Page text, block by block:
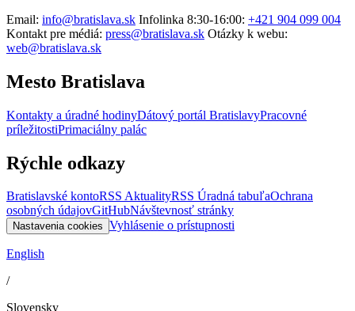
Email: info@bratislava.sk Infolinka 8:30-16:00: +421 904 099 004
Kontakt pre médiá: press@bratislava.sk Otázky k webu:
web@bratislava.sk
Mesto Bratislava
Kontakty a úradné hodinyDátový portál BratislavyPracovné
príležitostiPrimaciálny palác
Rýchle odkazy
Bratislavské kontoRSS AktualityRSS Úradná tabuľaOchrana
osobných údajovGitHubNávštevnosť stránky
Nastavenia cookies Vyhlásenie o prístupnosti
English
/
Slovensky